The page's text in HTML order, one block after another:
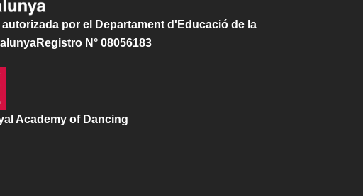
autorizada por el Departament d'Educació de la
N° 08056183
Academy of Dancing